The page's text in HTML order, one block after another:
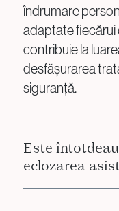
îndrumare
adaptate fiecărui
contribuie la
desfășurarea
siguranță.
Este
eclozarea